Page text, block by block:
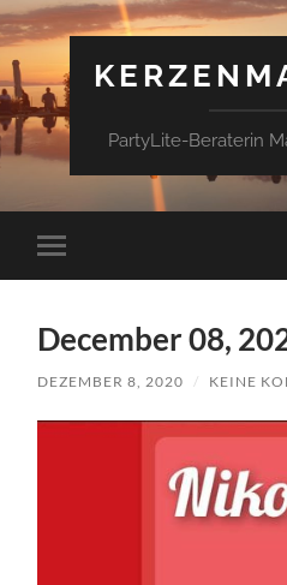
PartyLite-Beraterin
Mobile-
Menü
December 08,
DEZEMBER 8, 2020 / KEINE